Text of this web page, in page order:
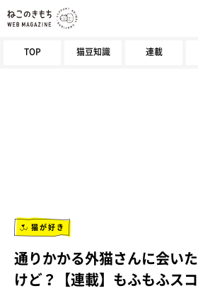
TOP 猫豆知識 連載
猫が好き
通りかかる外猫さんに会い
けど？【連載】もふもふス